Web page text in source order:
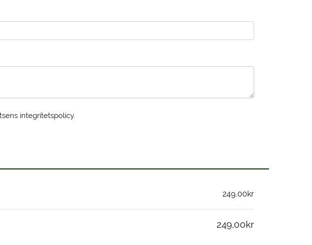
integritetspolicy.
249,00kr
249,00kr